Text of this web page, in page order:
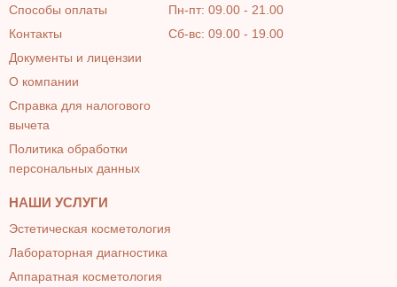
Способы оплаты
Контакты
Документы и лицензии
О компании
Справка для налогового
вычета
Политика обработки
персональных данных
Пн-пт: 09.00 - 21.00
Сб-вс: 09.00 - 19.00
НАШИ УСЛУГИ
Эстетическая косметология
Лабораторная диагностика
Аппаратная косметология